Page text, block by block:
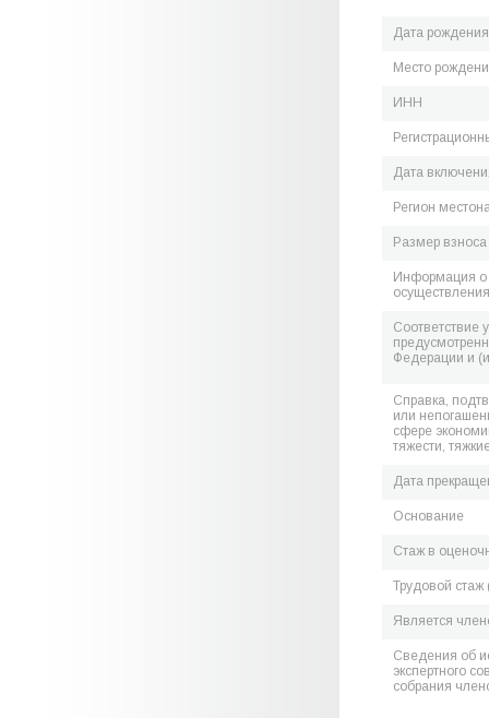
Дата рождения
Место
ИНН
Дата
Регион
Размер
Информация о
Соответствие
Федерации и
Справка,
или
сфере
тяжести,
Дата
Основание
Стаж в
Трудовой стаж
Является
Сведения об
экспертного
собрания